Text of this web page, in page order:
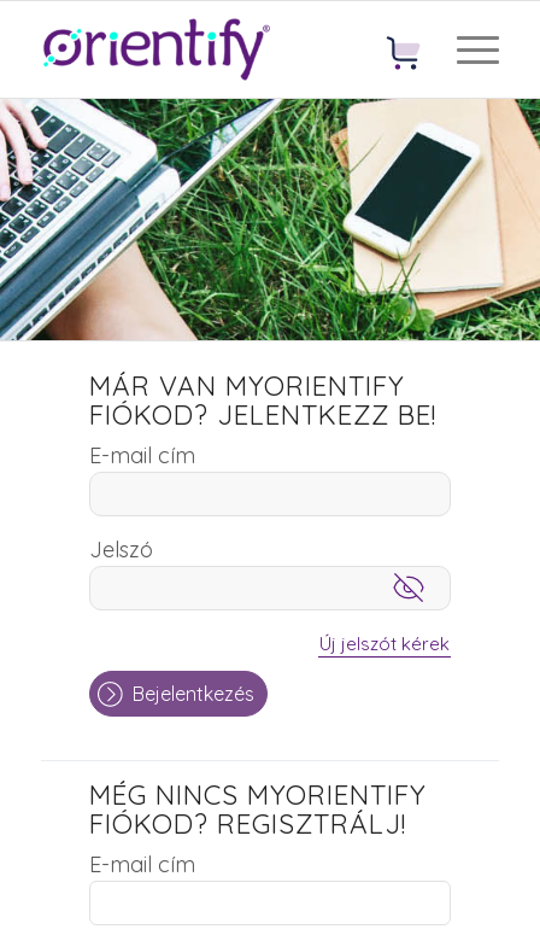
MÁR VAN MYORIENTIFY
FIÓKOD? JELENTKEZZ BE!
E-mail cím
Jelszó
Új jelszót kérek
Bejelentkezés
MÉG NINCS MYORIENTIFY
FIÓKOD? REGISZTRÁLJ!
E-mail cím